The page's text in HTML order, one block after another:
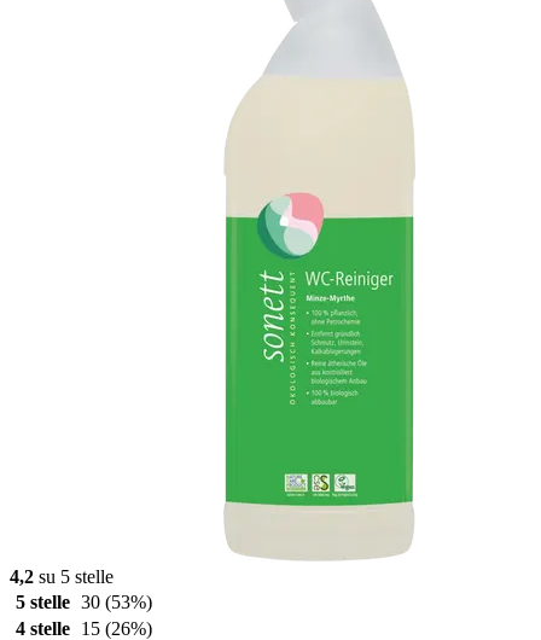
4,2 su 5 stelle
5 stelle 30 (53%)
4 stelle
15 (26%)